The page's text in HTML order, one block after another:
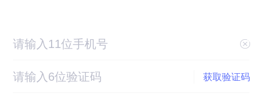
获取验证码